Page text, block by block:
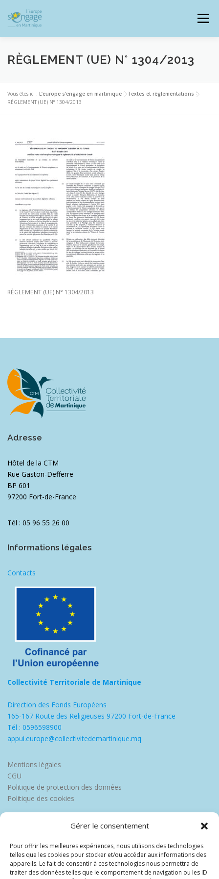
Gérer le consentement
Pour offrir les meilleures expériences, nous utilisons des technologies
telles que les cookies pour stocker et/ou accéder aux informations des
appareils. Le fait de consentir à ces technologies nous permettra de
traiter des données telles que le comportement de navigation ou les ID
contenu
Menu
PROGRAMMES J’AI UN PROJET
RESSOURCES DOCUMENTAIRES
SIGNALER UNE FRAUDE
RÈGLEMENT (UE) N° 1304/2013
Vous êtes ici : L’europe s’engage en martinique >Textes et réglementations >
RÈGLEMENT (UE) N° 1304/2013
RÈGLEMENT (UE) N° 1304/2013
Adresse
Hôtel de la CTM
Rue Gaston-Defferre
BP 601
97200 Fort-de-France
Tél : 05 96 55 26 00
Informations légales
Contacts
Collectivité Territoriale de Martinique
Direction des Fonds Européens
165-167 Route des Religieuses 97200 Fort-de-France
Tél : 0596598900
appui.europe@collectivitedemartinique.mq
Mentions légales
CGU
Politique de protection des données
Politique des cookies